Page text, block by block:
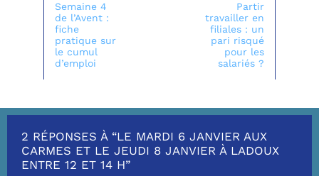
Semaine 4
de l’Avent :
fiche
pratique sur
le cumul
d’emploi
Partir
travailler en
filiales : un
pari risqué
pour les
salariés ?
2 RÉPONSES À “LE MARDI 6 JANVIER AUX
CARMES ET LE JEUDI 8 JANVIER À LADOUX
ENTRE 12 ET 14 H”